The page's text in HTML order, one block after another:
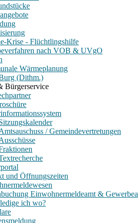
Krise - Flüchtlingshilfe
nach VOB & UVgO
Wärmeplanung
(Dithm.)
Bürgerservice
/ Gemeindevertretungen
und Öffnungszeiten
Einwohnermeldeamt &
ich wo?